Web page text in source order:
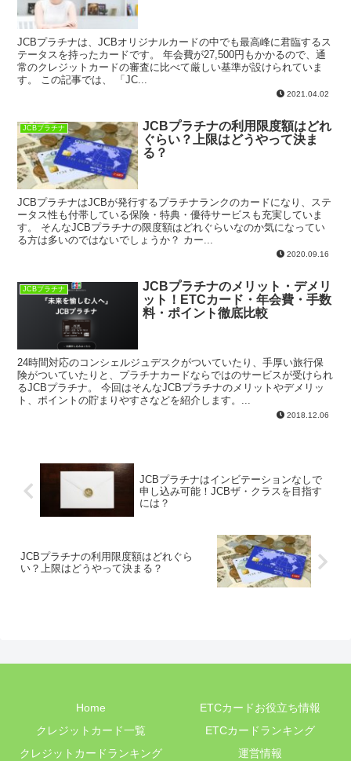
JCBプラチナは、JCBオリジナルカードの中でも最高峰に君臨するス
テータスを持ったカードです。 年会費が27,500円もかかるので、通
常のクレジットカードの審査に比べて厳しい基準が設けられていま
す。 この記事では、 「JC...
2021.04.02
JCBプラチナ
JCBプラチナの利用限度額はどれ
ぐらい？上限はどうやって決ま
る？
JCBプラチナはJCBが発行するプラチナランクのカードになり、ステ
ータス性も付帯している保険・特典・優待サービスも充実していま
す。 そんなJCBプラチナの限度額はどれぐらいなのか気になってい
る方は多いのではないでしょうか？ カー...
2020.09.16
JCBプラチナ
JCBプラチナのメリット・デメリ
ット！ETCカード・年会費・手数
料・ポイント徹底比較
24時間対応のコンシェルジュデスクがついていたり、手厚い旅行保
険がついていたりと、プラチナカードならではのサービスが受けられ
るJCBプラチナ。 今回はそんなJCBプラチナのメリットやデメリッ
ト、ポイントの貯まりやすさなどを紹介します。...
2018.12.06
JCBプラチナはインビテーションなしで
申し込み可能！JCBザ・クラスを目指す
には？
JCBプラチナの利用限度額はどれぐら
い？上限はどうやって決まる？
Home
ETCカードお役立ち情報
クレジットカード一覧
ETCカードランキング
クレジットカードランキング
運営情報